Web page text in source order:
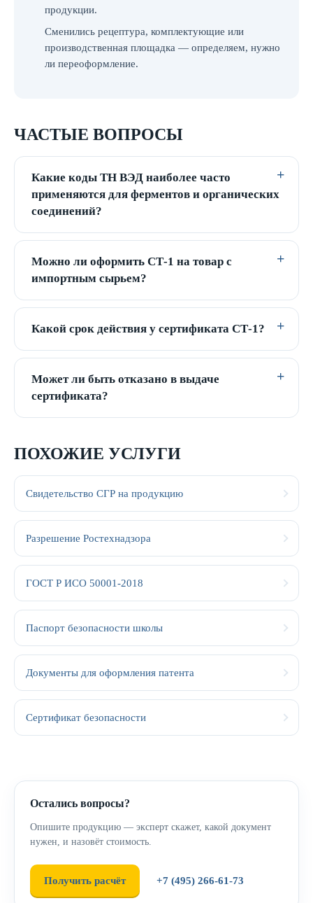
продукции.
Сменились рецептура, комплектующие или
производственная площадка — определяем, нужно
ли переоформление.
ЧАСТЫЕ ВОПРОСЫ
Какие коды ТН ВЭД наиболее часто
применяются для ферментов и органических
соединений?
Можно ли оформить СТ-1 на товар с
импортным сырьем?
Какой срок действия у сертификата СТ-1?
Может ли быть отказано в выдаче
сертификата?
ПОХОЖИЕ УСЛУГИ
Свидетельство СГР на продукцию
Разрешение Ростехнадзора
ГОСТ Р ИСО 50001-2018
Паспорт безопасности школы
Документы для оформления патента
Сертификат безопасности
Остались вопросы?
Опишите продукцию — эксперт скажет, какой документ
нужен, и назовёт стоимость.
Получить расчёт +7 (495) 266-61-73